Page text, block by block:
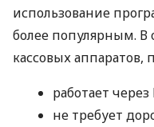
использование
более популярным. В
кассовых аппаратов,
работает
не требует